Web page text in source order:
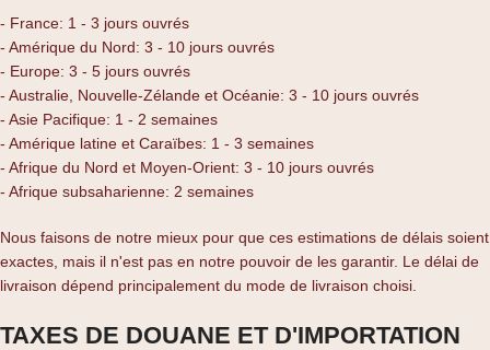
- France: 1 - 3 jours ouvrés
- Amérique du Nord: 3 - 10 jours ouvrés
- Europe: 3 - 5 jours ouvrés
- Australie, Nouvelle-Zélande et Océanie: 3 - 10 jours ouvrés
- Asie Pacifique: 1 - 2 semaines
- Amérique latine et Caraïbes: 1 - 3 semaines
- Afrique du Nord et Moyen-Orient: 3 - 10 jours ouvrés
- Afrique subsaharienne: 2 semaines
Nous faisons de notre mieux pour que ces estimations de délais soient
exactes, mais il n'est pas en notre pouvoir de les garantir. Le délai de
livraison dépend principalement du mode de livraison choisi.
TAXES DE DOUANE ET D'IMPORTATION